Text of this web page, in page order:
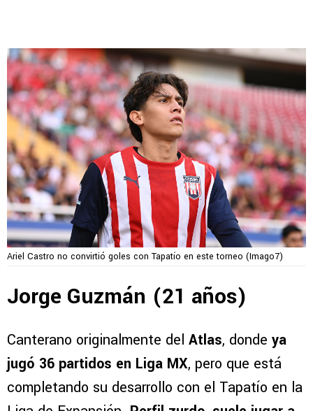
Ariel Castro no convirtió goles con Tapatío en este torneo (Imago7)
Jorge Guzmán (21 años)
Canterano originalmente del Atlas, donde ya
jugó 36 partidos en Liga MX, pero que está
completando su desarrollo con el Tapatío en la